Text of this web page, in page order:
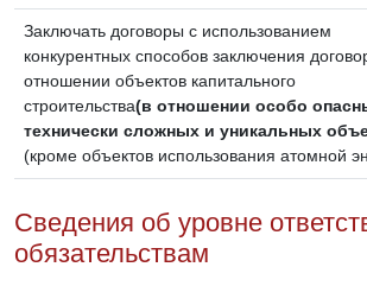
Заключать договоры с использованием
конкурентных способов заключения
отношении объектов капитального
строительства(в отношении особо
технически сложных и уникальных
(кроме объектов использования атомной
Сведения об уровне
обязательствам